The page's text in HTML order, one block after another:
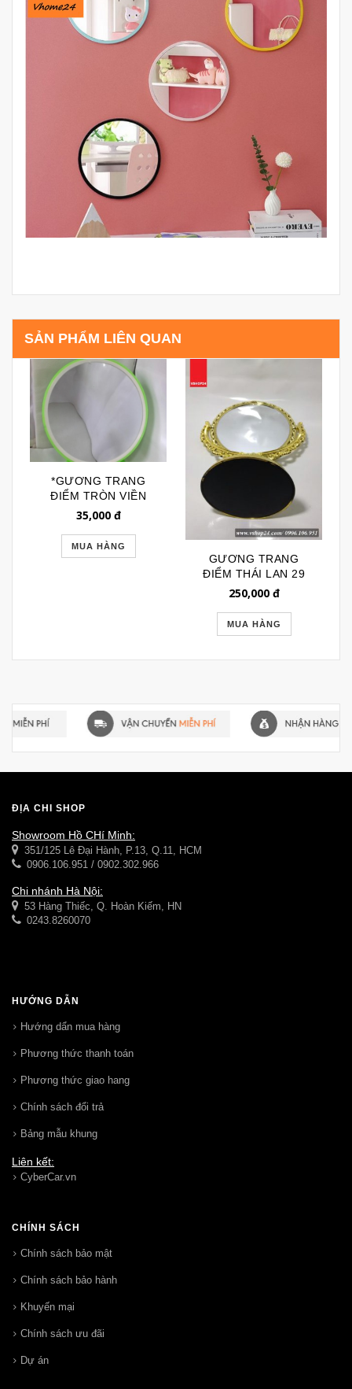
SẢN PHẨM LIÊN QUAN
*GƯƠNG TRANG
ĐIỂM TRÒN VIỀN
NHỰA GTD154
35,000đ
MUA HÀNG
GƯƠNG TRANG
ĐIỂM THÁI LAN 29
250,000đ
MUA HÀNG
ĐỊA CHỈ SHOP
Showroom Hồ CHí Minh:
351/125 Lê Đại Hành, P.13, Q.11, HCM
0906.106.951 / 0902.302.966
Chi nhánh Hà Nội:
53 Hàng Thiếc, Q. Hoàn Kiếm, HN
0243.8260070
HƯỚNG DẪN
Hướng dẩn mua hàng
Phương thức thanh toán
Phương thức giao hang
Chính sách đổi trả
Bảng mẫu khung
Liên kết:
CyberCar.vn
CHÍNH SÁCH
Chính sách bảo mật
Chính sách bảo hành
Khuyến mại
Chính sách ưu đãi
Dự án